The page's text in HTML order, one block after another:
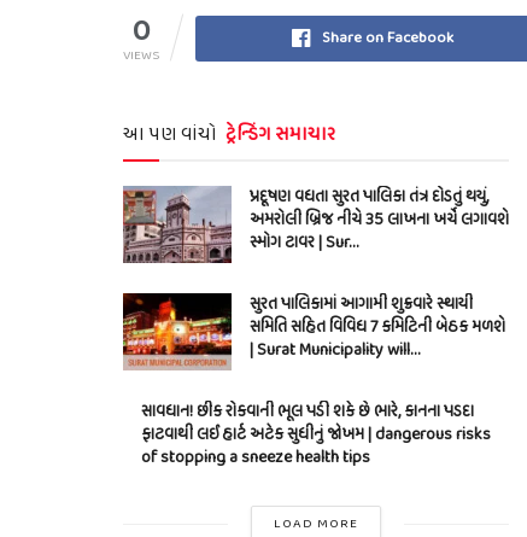
0
VIEWS
Share on Facebook
આ પણ વાંચો ટ્રેન્ડિંગ સમાચાર
પ્રદૂષણ વધતા સુરત પાલિકા તંત્ર દોડતું થયું,
અમરોલી બ્રિજ નીચે 35 લાખના ખર્ચે લગાવશે
સ્મોગ ટાવર | Sur…
સુરત પાલિકામાં આગામી શુક્રવારે સ્થાયી
સમિતિ સહિત વિવિધ 7 કમિટિની બેઠક મળશે
| Surat Municipality will…
સાવધાન! છીંક રોકવાની ભૂલ પડી શકે છે ભારે, કાનના પડદા
ફાટવાથી લઈ હાર્ટ અટેક સુધીનું જોખમ | dangerous risks
of stopping a sneeze health tips
LOAD MORE